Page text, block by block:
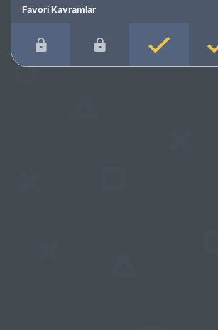
Favori Kavramlar